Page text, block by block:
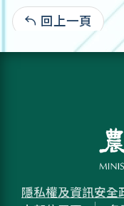
回上一頁
隱私權及資訊安全